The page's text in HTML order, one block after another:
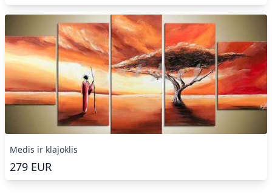
Medis ir klajoklis
279 EUR